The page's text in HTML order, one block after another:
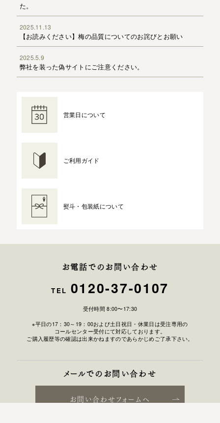
た。
2025.11.13
【お読みください】梅の品質についてのお詫びとお願い
2025.5.9
弊社を装った偽サイトにご注意ください。
営業日について
ご利用ガイド
熨斗・包装紙について
お電話でのお問い合わせ
TEL 0120-37-0107
受付時間 8:00〜17:30
※平日の17：30～19：00および土日祝日・休業日は受注専用の
コールセンター受付にて対応しております。
ご購入履歴等の確認は出来かねますのであらかじめご了承下さい。
メールでのお問い合わせ
お問い合わせフォームへ